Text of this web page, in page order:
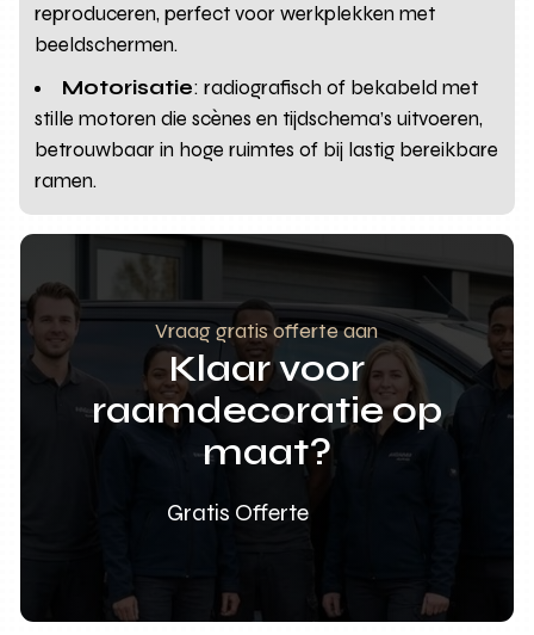
reproduceren, perfect voor werkplekken met
beeldschermen.
Motorisatie: radiografisch of bekabeld met
stille motoren die scènes en tijdschema’s uitvoeren,
betrouwbaar in hoge ruimtes of bij lastig bereikbare
ramen.
Vraag gratis offerte aan
Klaar voor
raamdecoratie op
maat?
Gratis Offerte